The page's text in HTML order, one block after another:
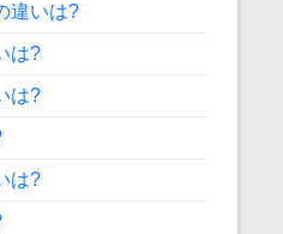
違いは?
は?
は?
は?